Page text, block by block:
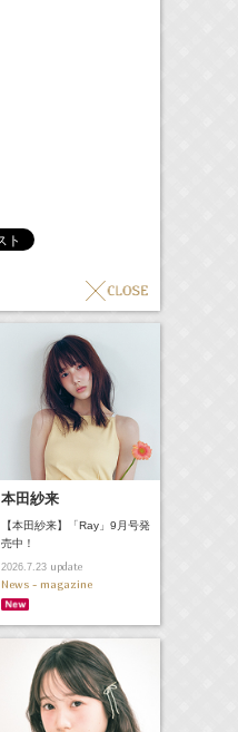
本田紗来
【本田紗来】「Ray」9月号発
売中！
2026.7.23update
News - magazine